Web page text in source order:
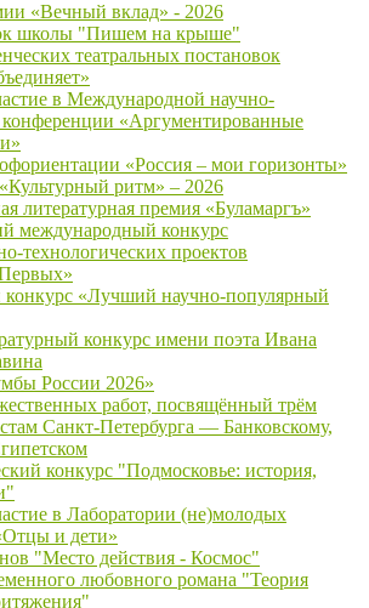
«Вечный вклад» - 2026
школы "Пишем на крыше"
театральных постановок
в Международной научно-
конференции «Аргументированные
«Россия – мои горизонты»
ритм» – 2026
литературная премия «Буламаргъ»
международный конкурс
технологических проектов
конкурс «Лучший научно-популярный
конкурс имени поэта Ивана
России 2026»
работ, посвящённый трём
Санкт-Петербурга — Банковскому,
конкурс "Подмосковье: история,
в Лаборатории (не)молодых
и дети»
"Место действия - Космос"
любовного романа "Теория